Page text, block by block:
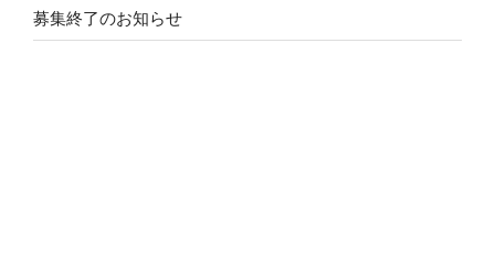
募集終了のお知らせ